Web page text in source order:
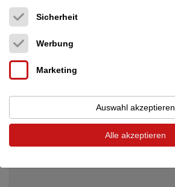
Neupreis: 289 €
119 €
Sicherheit
Werbung
Marketing
Auswahl akzeptieren
Alle akzeptieren